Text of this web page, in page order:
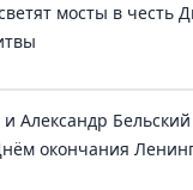
мосты в честь
Александр
окончания